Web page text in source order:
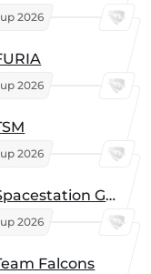
2026
2026
2026
Spacestation Gaming
2026
Falcons